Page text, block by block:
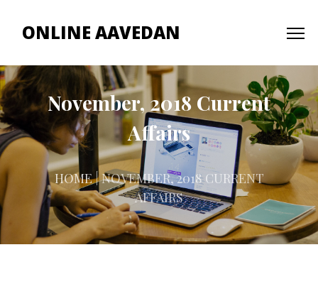
ONLINE AAVEDAN
November, 2018 Current
Affairs
HOME| NOVEMBER, 2018 CURRENT
AFFAIRS